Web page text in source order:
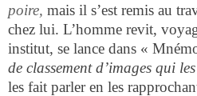
poire, mais il s’est remis au
chez lui. L’homme revit,
institut, se lance dans «
de classement d’images qui
les fait parler en les